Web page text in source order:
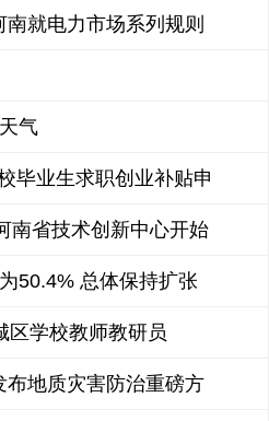
就电力市场系列规则
气
毕业生求职创业补贴申
南省技术创新中心开始
50.4% 总体保持扩张
区学校教师教研员
地质灾害防治重磅方